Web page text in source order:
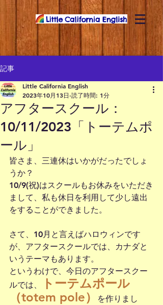
記事
アフタースクール：
10/11/2023「トーテムポ
ール」
Little California English
2023年10月13日 読了時間: 1分
皆さま、三連休はいかがだったでしょ
うか？
10/9(祝)はスクールもお休みをいただき
まして、私も休日を利用して少し遠出
をすることができました。
さて、10月と言えばハロウィンです
が、アフタースクールでは、カナダと
いうテーマもあります。
というわけで、今日のアフタースクー
ルでは、
トーテムポール
（totem pole）
を作りまし